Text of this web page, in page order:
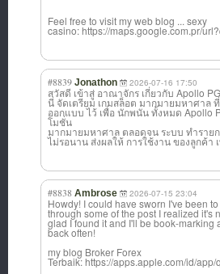
Feel free to visit my web blog ... sexy
casino: https://maps.google.com.pr/
#8839 Jonathon 2026-07-16 17:50
สวัสดี เข้าสู่ อาณาจักร เกี่ยวกับ Apollo
นี่ จัดเตรียม เกมสล็อต มากมายมหาศาล ที่
ออกแบบ ไว้ เพื่อ นักพนัน ทั้งหมด Apollo
โมชั่น
มากมายมหาศาล ตลอดจน ระบบ ทำราย
ไม่รอนาน ส่งผลให้ การใช้งาน ของลูกค้า
#8838 Ambrose 2026-07-15 23:04
Howdy! I could have sworn I've been
through some of the post I realized it's
glad I found it and I'll be book-marking
back often!
my blog Broker Forex
Terbaik: https://apps.apple.com/id/